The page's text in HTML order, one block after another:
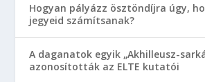
Hogyan pályázz ösztöndíjra úgy,
jegyeid számítsanak?
A daganatok egyik „Akhilleusz-
azonosították az ELTE kutatói